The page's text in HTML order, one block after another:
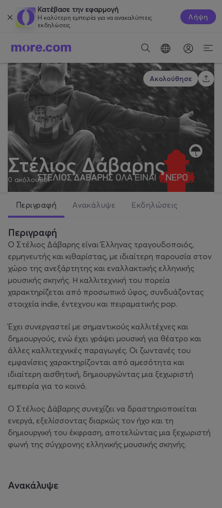
Κατέβασε την εφαρμογή
Η καλύτερη εμπειρία για να ανακαλύπτεις
εκδηλώσεις.
Λήψη
Στέλιος Δάβαρης
0 ακόλουθοι
Ακολούθησε
Περιγραφή Ανακάλυψε Εκδηλώσεις
Περιγραφή
Ο Στέλιος Δάβαρης είναι Έλληνας τραγουδοποιός,
ερμηνευτής και κιθαρίστας, με ιδιαίτερη παρουσία στον
χώρο της ανεξάρτητης και εναλλακτικής ελληνικής
μουσικής σκηνής. Η καλλιτεχνική του πορεία
χαρακτηρίζεται από προσωπικό ύφος, συνδυάζοντας
στοιχεία indie, έντεχνου και πειραματικής pop.
Έχει συνεργαστεί με σημαντικούς καλλιτέχνες και
δημιουργούς, ενώ έχει γράψει μουσική για θέατρο και
άλλες καλλιτεχνικές παραγωγές. Οι ζωντανές του
εμφανίσεις χαρακτηρίζονται από αμεσότητα και
ιδιαίτερη αισθητική, δημιουργώντας μια ξεχωριστή
εμπειρία για το κοινό.
Ο Στέλιος Δάβαρης συνεχίζει να δραστηριοποιείται
ενεργά, εξελίσσοντας διαρκώς τον ήχο και τη
δημιουργική του έκφραση, αποτελώντας μια ξεχωριστή
φωνή της σύγχρονης ελληνικής μουσικής σκηνής.
Ανακάλυψε